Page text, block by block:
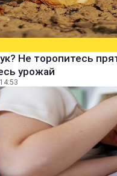
Не торопитесь
урожай